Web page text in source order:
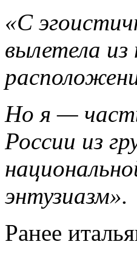
«С
вылетела из
Но я —
России из
энтузиазм».
Ранее